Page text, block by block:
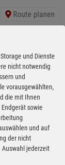
Route planen
Route planen
Route planen
und Dienste
nicht notwendig
und
vorausgewählten,
die mit Ihnen
sowie
und auf
der nicht
Auswahl jederzeit